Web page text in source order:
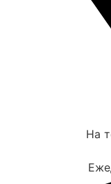
На